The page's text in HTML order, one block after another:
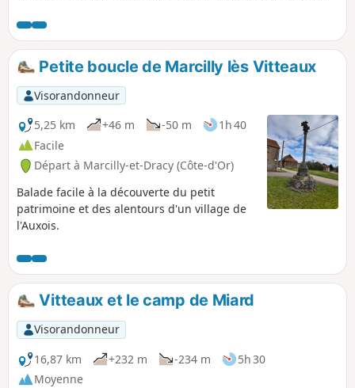
permettent de rejoindre la digue et le sentier rive droite.
Autres modifications en cours suite à la sécheresse de 2018.
Ce 11 Octobre 2018 : plongeoir et plage ont été démolis et
seront réhabilités. Prévision d'une passerelle flottante qui
desservira les zones d'activités.
Petite boucle de Marcilly lès Vitteaux
Visorandonneur
5,25 km
+46 m -50 m
1h 40
Facile
Départ à Marcilly-et-Dracy (Côte-d'Or)
Balade facile à la découverte du petit
patrimoine et des alentours d'un village de
l'Auxois.
Vitteaux et le camp de Miard
Visorandonneur
16,87 km
+232 m -234 m
5h 30
Moyenne